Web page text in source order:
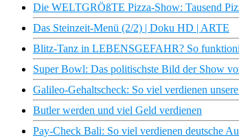
Die WELTGRÖßTE Pizza-Show: Tausend
Das Steinzeit-Menü (2/2) | Doku HD | ARTE
Blitz-Tanz in LEBENSGEFAHR? So
Super Bowl: Das politischste Bild der Show
Galileo-Gehaltscheck: So viel verdienen
Butler werden und viel Geld verdienen
Pay-Check Bali: So viel verdienen deutsche